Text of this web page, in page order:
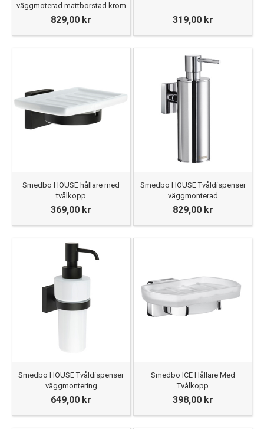
väggmoterad mattborstad krom
829,00 kr 319,00 kr
Smedbo HOUSE hållare med
tvålkopp
369,00 kr
Smedbo HOUSE Tvåldispenser
väggmonterad
829,00 kr
Smedbo HOUSE Tvåldispenser
väggmontering
649,00 kr
Smedbo ICE Hållare Med
Tvålkopp
398,00 kr